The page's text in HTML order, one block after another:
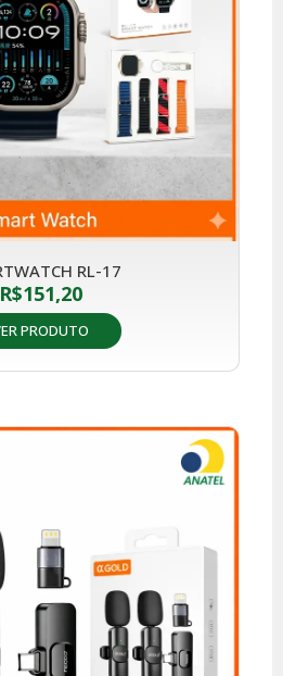
RL-17
R$151,20
PRODUTO